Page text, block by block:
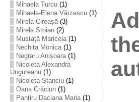
Mihaela Turcu(1)
Mihaela-Elena Vărzescu(1)
Mirela Cireașă(3)
Mirela Stoian(2)
Mustață Maricela(1)
Nechita Monica(1)
Negraru Anișoara(1)
Nicoleta Alexandra
Ungureanu(1)
Nicoleta Stanciu(1)
Oana Crăciun(1)
Panțiru Daciana Maria(1)